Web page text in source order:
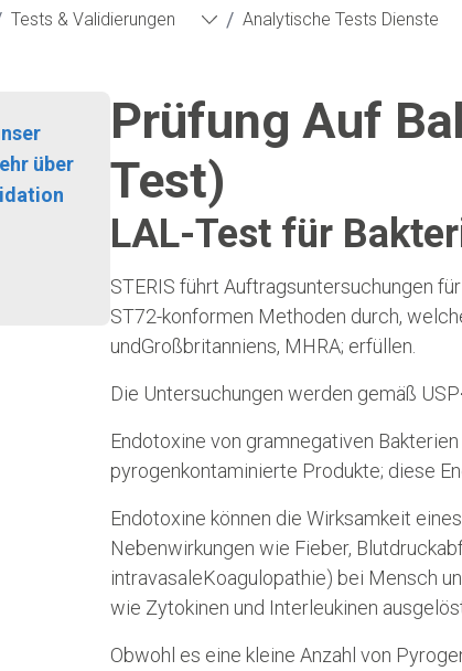
Tests & Validierungen / Analytische Tests Dienste
über
Prüfung Auf
Test)
LAL-Test für
STERIS führt Auftragsuntersuchungen
ST72-konformen Methoden durch,
undGroßbritanniens, MHRA; erfüllen.
Die Untersuchungen werden gemäß
Endotoxine von gramnegativen
pyrogenkontaminierte Produkte; diese
Endotoxine können die Wirksamkeit
Nebenwirkungen wie Fieber,
intravasaleKoagulopathie) bei Mensch
wie Zytokinen und Interleukinen
Obwohl es eine kleine Anzahl von